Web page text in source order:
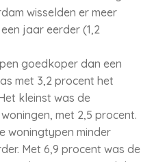
wisselden er meer
jaar eerder (1,2
goedkoper dan een
met 3,2 procent het
kleinst was de
met 2,5 procent.
woningtypen minder
Met 6,9 procent was de